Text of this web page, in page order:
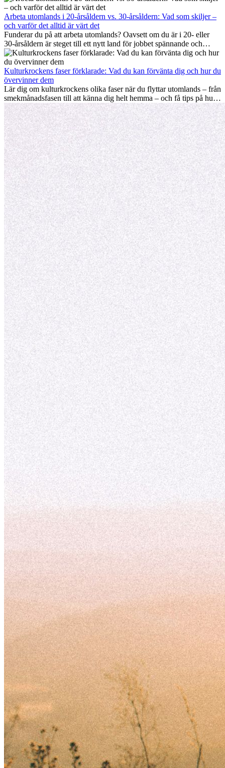
hemlängtan. Denna expat-guide visar hur du kan utnyttja dina första
månader utomlands på bästa sätt, så att du blir framgångsrik i arbetet
och utvecklas personligt. Om du följer dessa tips blir det lättare att
arbeta utomlands och du kan njuta av din utlandserfarenhet från
början.
Arbeta utomlands i 20-årsåldern vs. 30-årsåldern: Vad som skiljer –
och varför det alltid är värt det
Funderar du på att arbeta utomlands? Oavsett om du är i 20- eller
30-årsåldern är steget till ett nytt land för jobbet spännande och
ibland utmanande. Många undrar om åldern spelar någon roll.
Sanningen är: internationell erfarenhet är alltid värdefull. Den kan
driva din karriär framåt, främja personlig utveckling och ge dig
värdefulla kulturella insikter som kan förändra ditt liv.
Kulturkrockens faser förklarade: Vad du kan förvänta dig och hur du
övervinner dem
Lär dig om kulturkrockens olika faser när du flyttar utomlands – från
smekmånadsfasen till att känna dig helt hemma – och få tips på hur
du kan hantera utmaningar och växa som person.